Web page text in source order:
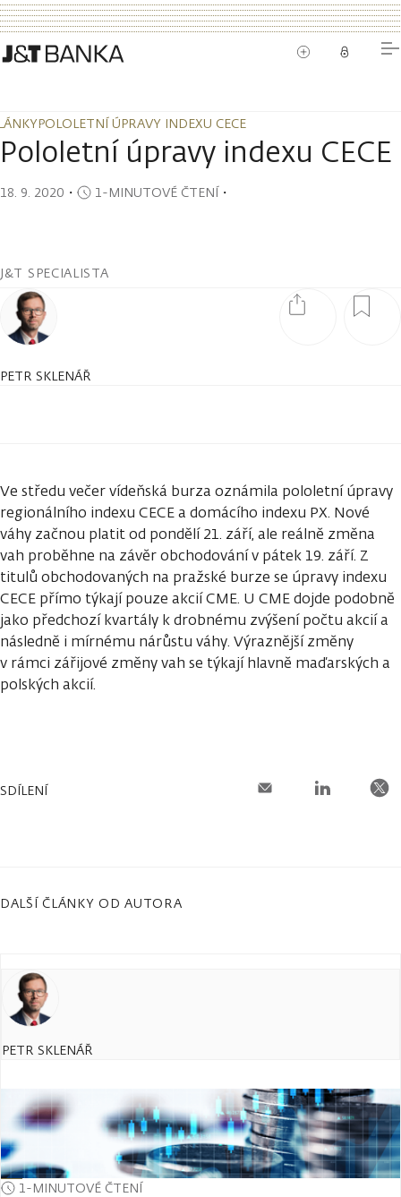
POLOLETNÍ ÚPRAVY INDEXU CECE
POLOLETNÍ ÚPRAVY INDEXU CECE
Pololetní úpravy indexu CECE
18. 9. 2020 ・ 1-MINUTOVÉ ČTENÍ・
J&T SPECIALISTA
PETR SKLENÁŘ
Ve středu večer vídeňská burza oznámila pololetní úpravy
regionálního indexu CECE a domácího indexu PX. Nové
váhy začnou platit od pondělí 21. září, ale reálně změna
vah proběhne na závěr obchodování v pátek 19. září. Z
titulů obchodovaných na pražské burze se úpravy indexu
CECE přímo týkají pouze akcií CME. U CME dojde podobně
jako předchozí kvartály k drobnému zvýšení počtu akcií a
následně i mírnému nárůstu váhy. Výraznější změny
v rámci zářijové změny vah se týkají hlavně maďarských a
polských akcií.
SDÍLENÍ
DALŠÍ ČLÁNKY OD AUTORA
PETR SKLENÁŘ
1-MINUTOVÉ ČTENÍ